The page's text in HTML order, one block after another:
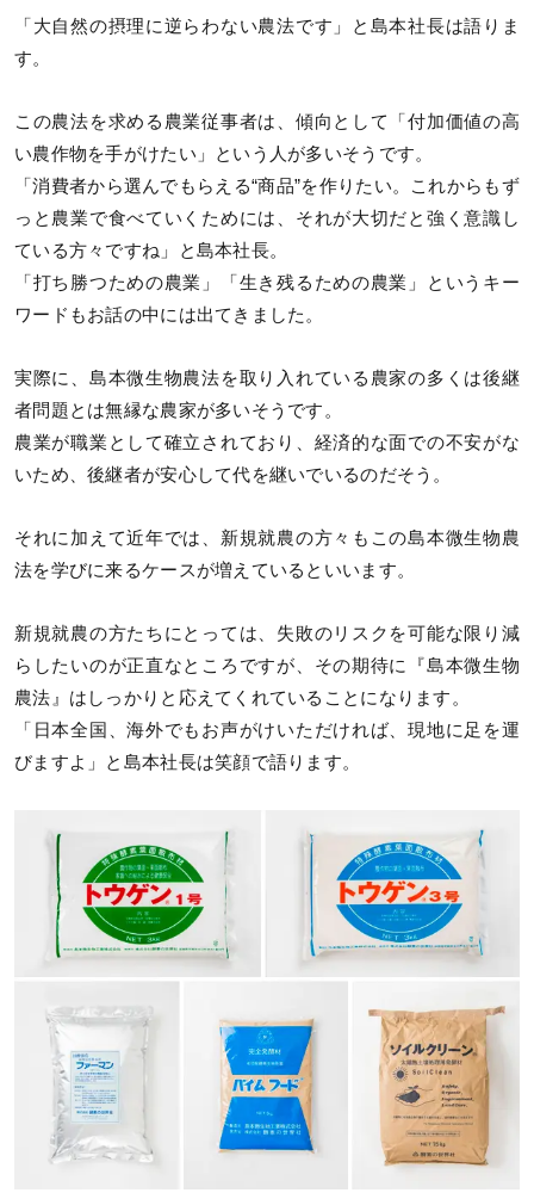
「大自然の摂理に逆らわない農法です」と島本社長は語りま
す。
この農法を求める農業従事者は、傾向として「付加価値の高
い農作物を手がけたい」という人が多いそうです。
「消費者から選んでもらえる“商品”を作りたい。これからもず
っと農業で食べていくためには、それが大切だと強く意識し
ている方々ですね」と島本社長。
「打ち勝つための農業」「生き残るための農業」というキー
ワードもお話の中には出てきました。
実際に、島本微生物農法を取り入れている農家の多くは後継
者問題とは無縁な農家が多いそうです。
農業が職業として確立されており、経済的な面での不安がな
いため、後継者が安心して代を継いでいるのだそう。
それに加えて近年では、新規就農の方々もこの島本微生物農
法を学びに来るケースが増えているといいます。
新規就農の方たちにとっては、失敗のリスクを可能な限り減
らしたいのが正直なところですが、その期待に『島本微生物
農法』はしっかりと応えてくれていることになります。
「日本全国、海外でもお声がけいただければ、現地に足を運
びますよ」と島本社長は笑顔で語ります。